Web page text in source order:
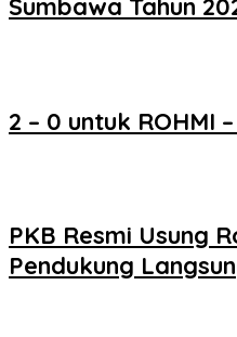
Sumbawa Tahun
2 – 0 untuk ROHMI
PKB Resmi Usung
Pendukung